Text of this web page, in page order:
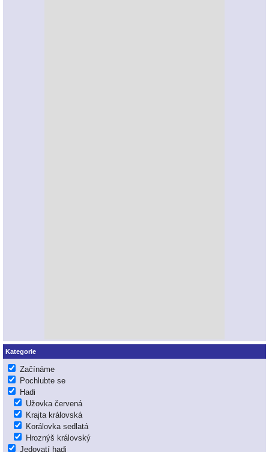
Kategorie
Začínáme
Pochlubte se
Hadi
Užovka červená
Krajta královská
Korálovka sedlatá
Hroznýš královský
Jedovatí hadi